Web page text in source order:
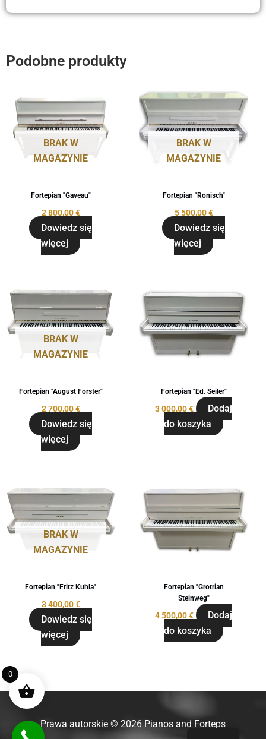
Podobne produkty
BRAK W
MAGAZYNIE
Fortepian "Gaveau"
2 800,00€
Dowiedz się
więcej
BRAK W
MAGAZYNIE
Fortepian "Ronisch"
5 500,00€
Dowiedz się
więcej
BRAK W
MAGAZYNIE
Fortepian "August Forster"
2 700,00€
Dowiedz się
więcej
Fortepian "Ed. Seiler"
3 000,00€
Dodaj
do koszyka
BRAK W
MAGAZYNIE
Fortepian "Fritz Kuhla"
3 400,00€
Dowiedz się
więcej
Fortepian "Grotrian
Steinweg"
4 500,00€
Dodaj
do koszyka
Prawa autorskie © 2026 Pianos and Forteps
0